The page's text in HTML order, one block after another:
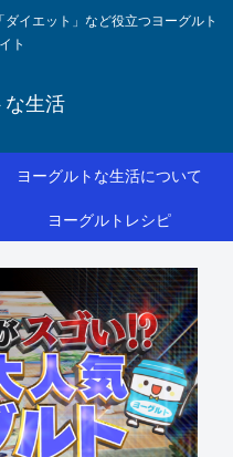
イエット」など役立つヨーグルト
ト
な生活
ヨーグルトな生活について
ヨーグルトレシピ